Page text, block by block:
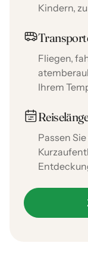
Kindern,
Fliegen,
Ihrem
Reiselänge
Passen